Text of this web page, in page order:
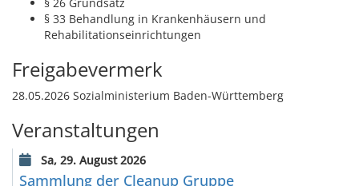
§ 33 Behandlung in Krankenhäusern und
Rehabilitationseinrichtungen
Freigabevermerk
28.05.2026 Sozialministerium Baden-Württemberg
Veranstaltungen
Sa, 29. August 2026
Sammlung der Cleanup Gruppe